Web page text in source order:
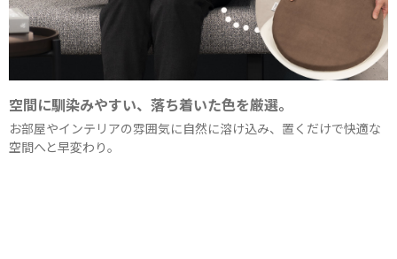
空間に馴染みやすい、落ち着いた色を厳選。
お部屋やインテリアの雰囲気に自然に溶け込み、置くだけで快適な
空間へと早変わり。